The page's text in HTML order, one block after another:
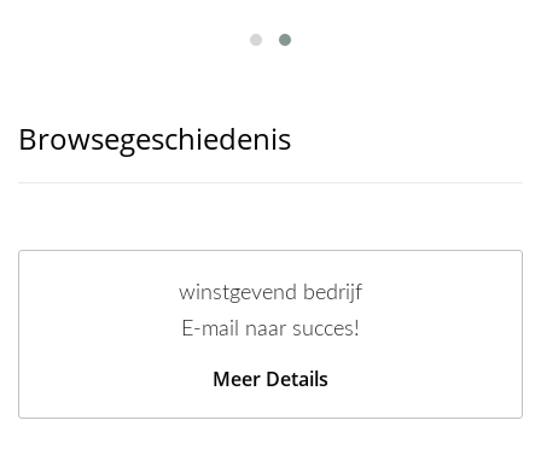
Browsegeschiedenis
winstgevend bedrijf
E-mail naar succes!
Meer Details